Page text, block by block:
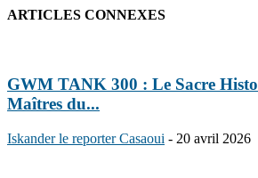
ARTICLES CONNEXES
GWM TANK 300 : Le Sacre
Maîtres du...
Iskander le reporter Casaoui - 20 avril 2026